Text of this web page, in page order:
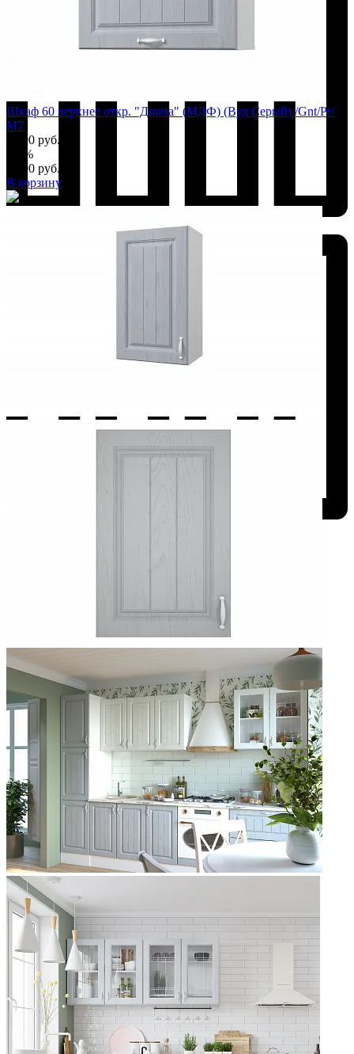
Шкаф 60 верхнее откр. "Диана" (МДФ) (Вуд Серый) /Gnt/Pr/
М7
2 990 руб.
-10%
2 690 руб.
В корзину